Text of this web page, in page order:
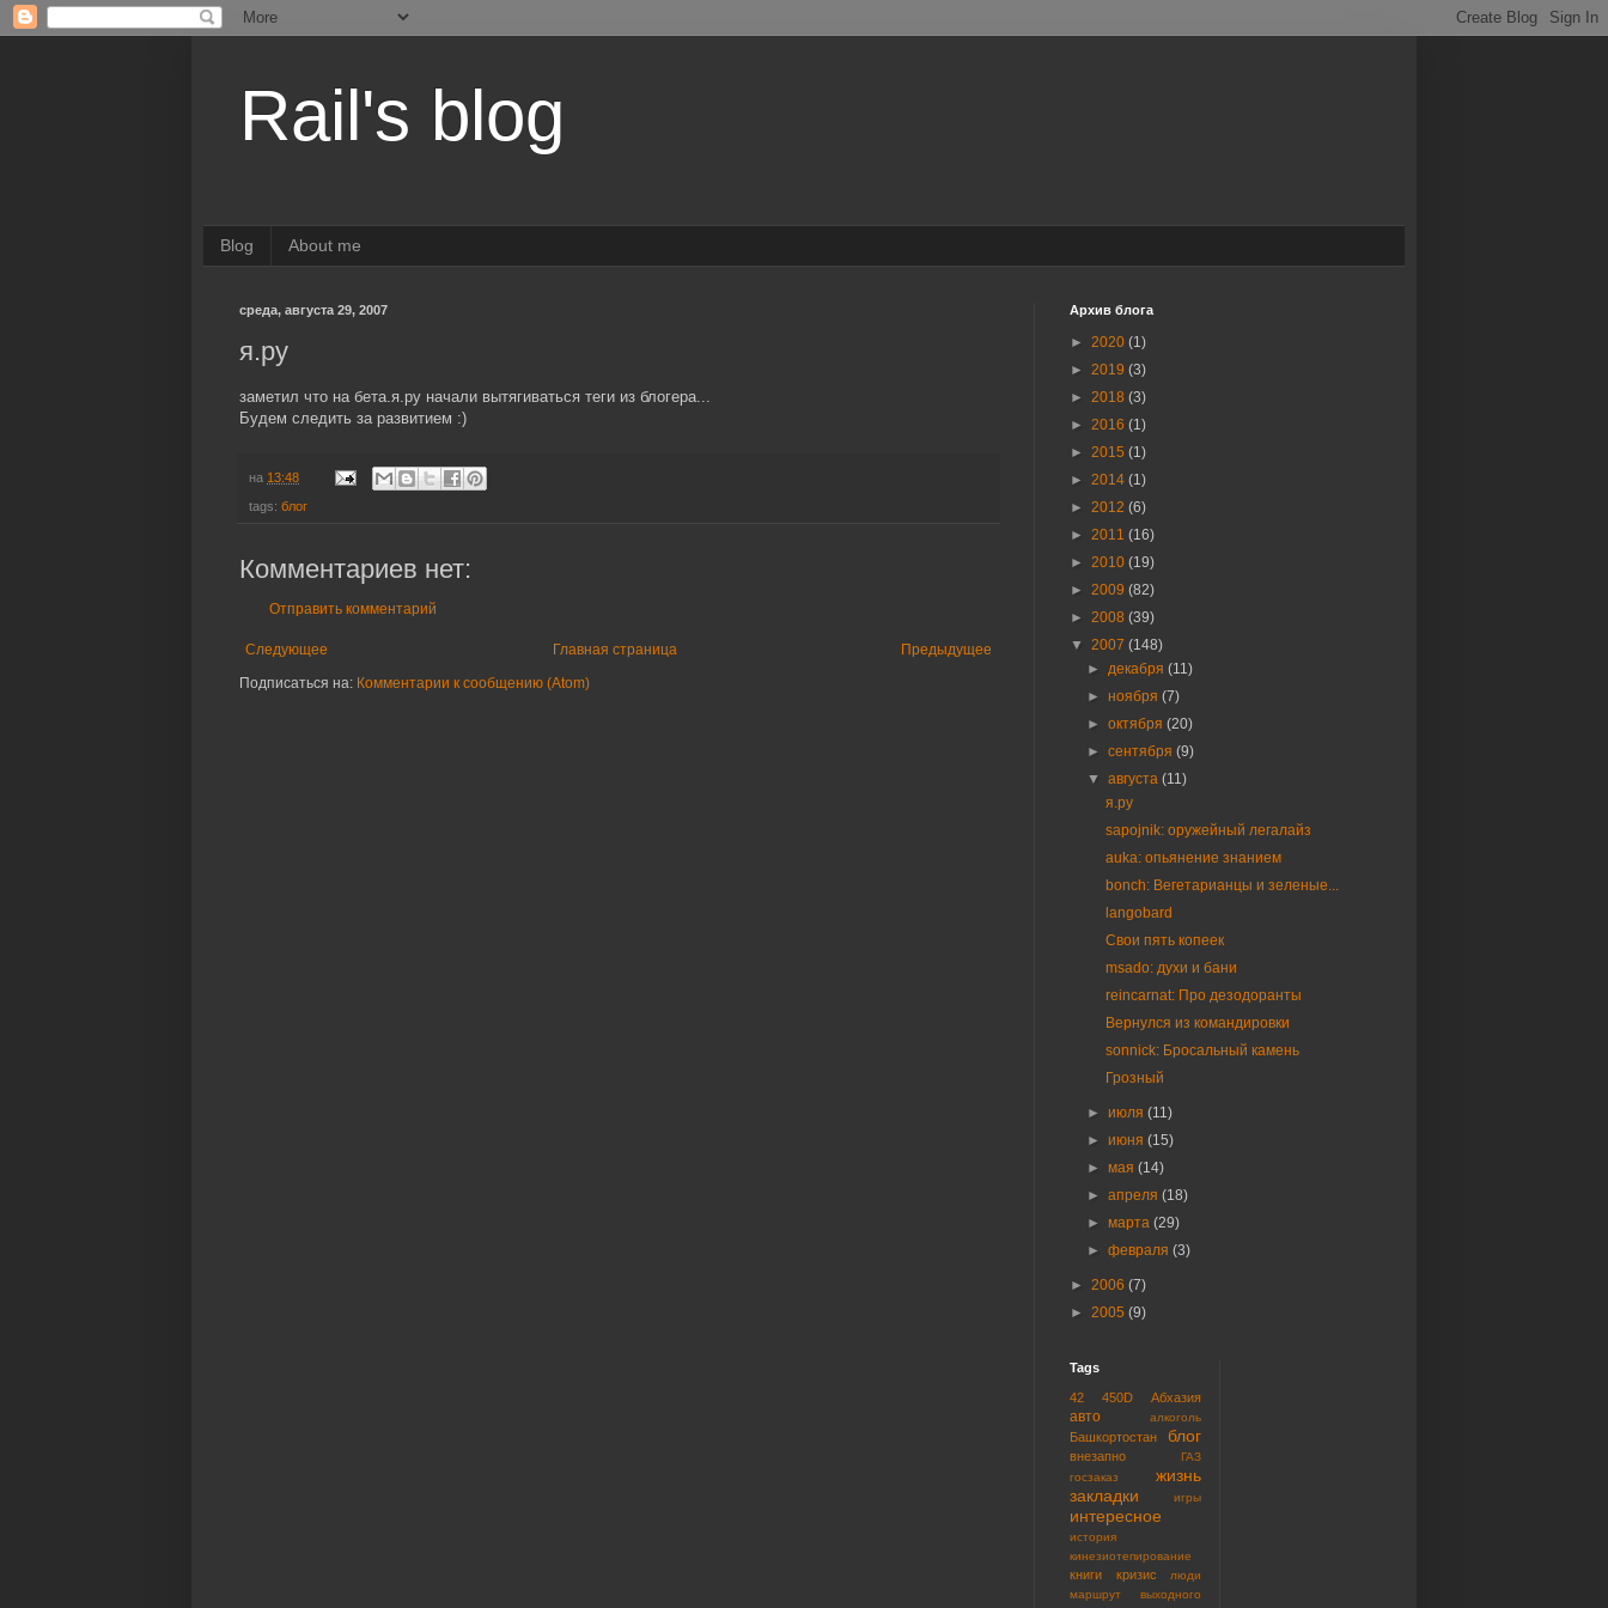
Rail's blog
Blog About me
среда, августа 29, 2007
я.ру
заметил что на бета.я.ру начали вытягиваться теги из блогера...
Будем следить за развитием :)
на 13:48
tags: блог
Комментариев нет:
Отправить комментарий
Следующее Предыдущее
Главная страница
Подписаться на: Комментарии к сообщению (Atom)
Архив блога
► 2020 (1)
► 2019 (3)
► 2018 (3)
► 2016 (1)
► 2015 (1)
► 2014 (1)
► 2012 (6)
► 2011 (16)
► 2010 (19)
► 2009 (82)
► 2008 (39)
▼ 2007 (148)
► декабря(11)
►ноября(7)
►октября(20)
►сентября(9)
▼августа(11)
я.ру
sapojnik: оружейный легалайз
auka: опьянение знанием
bonch: Вегетарианцы и зеленые...
langobard
Свои пять копеек
msado: духи и бани
reincarnat: Про дезодоранты
Вернулся из командировки
sonnick: Бросальный камень
Грозный
►июля(11)
►июня(15)
►мая(14)
►апреля(18)
►марта(29)
►февраля(3)
► 2006 (7)
► 2005 (9)
Tags
42 450D Абхазия
авто алкоголь
Башкортостан блог
внезапно
ГАЗ
госзаказ
жизнь
закладки
игры
интересное
история
кинезиотепирование
книги кризис
люди
маршрут выходного